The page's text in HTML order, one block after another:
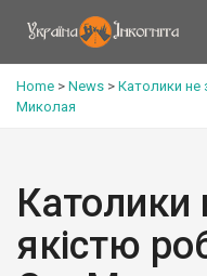
Home > News > Католики не
Миколая
Католики
якістю